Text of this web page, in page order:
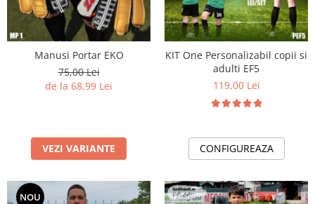
Manusi Portar EKO
75,00 Lei
de la 68,99 Lei
VEZI VARIANTE
KIT One Personalizabil copii si
adulti EF5
119,00 Lei
CONFIGUREAZA
NOU